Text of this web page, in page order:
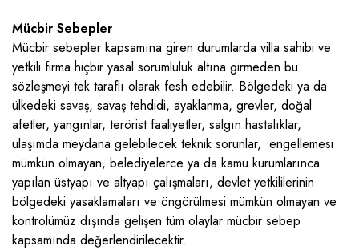
Mücbir Sebepler
Mücbir sebepler kapsamına giren durumlarda villa sahibi ve
yetkili firma hiçbir yasal sorumluluk altına girmeden bu
sözleşmeyi tek taraflı olarak fesh edebilir. Bölgedeki ya da
ülkedeki savaş, savaş tehdidi, ayaklanma, grevler, doğal
afetler, yangınlar, terörist faaliyetler, salgın hastalıklar,
ulaşımda meydana gelebilecek teknik sorunlar, engellemesi
mümkün olmayan, belediyelerce ya da kamu kurumlarınca
yapılan üstyapı ve altyapı çalışmaları, devlet yetkililerinin
bölgedeki yasaklamaları ve öngörülmesi mümkün olmayan ve
kontrolümüz dışında gelişen tüm olaylar mücbir sebep
kapsamında değerlendirilecektir.